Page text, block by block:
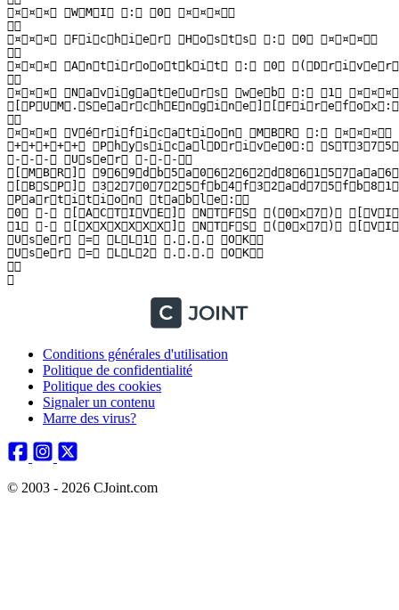
 ¤ ¤ ¤   W M I   :   0   ¤ ¤ ¤  
  
 ¤ ¤ ¤   F i c h i e r   H o s t s   :   0   ¤ ¤ ¤  
  
 ¤ ¤ ¤   A n t i r o o t k i t   :   0 
  
 ¤ ¤ ¤   N a v i g a t e u r s   w e b   :   1   ¤ ¤ ¤  
  
 ¤ ¤ ¤   V é r i f i c a t i o n   M B R   :   ¤ ¤ ¤  
 + + + + +   P h y s i c a l D r i v e 0 : 
 - - -   U s e r   - - -  
 [ M B R ] 
 [ B S P ] 
 P a r t i t i o n   t a b l e :  
 0   -   [ A C T I V E ]   N T F S   ( 0 x 7 ) 
 1   -   [ X X X X X X ]   N T F S   ( 0 x 7 ) 
 U s e r   =   L L 1   . . .   O K  
 U s e r   =   L L 2   . . .   O K  
  
 
Conditions générales d'utilisation
Politique de confidentialité
Politique des cookies
Signaler un contenu
Marre des virus?
© 2003 - 2026 CJoint.com